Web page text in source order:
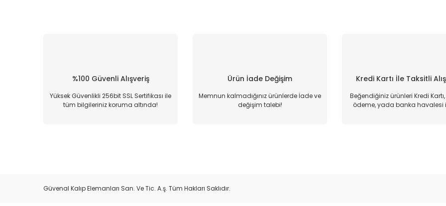
%100 Güvenli Alışveriş
Yüksek Güvenlikli 256bit SSL Sertifikası ile
tüm bilgileriniz koruma altında!
Ürün İade Değişim
Memnun kalmadığınız ürünlerde İade ve
değişim talebi!
Kredi Kartı İle Taksitli
Beğendiğiniz ürünleri Kredi
ödeme, yada banka havalesi
Güvenal Kalıp Elemanları San. Ve Tic. A.ş. Tüm Hakları Saklıdır.